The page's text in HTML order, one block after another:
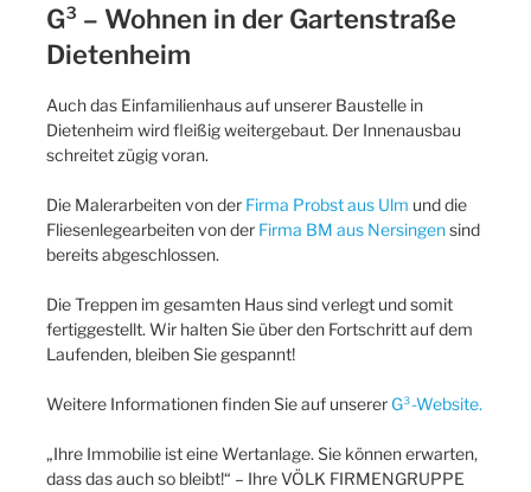
G³ – Wohnen in der Gartenstraße
Dietenheim
Auch das Einfamilienhaus auf unserer Baustelle in
Dietenheim wird fleißig weitergebaut. Der Innenausbau
schreitet zügig voran.
Die Malerarbeiten von der Firma Probst aus Ulm und die
Fliesenlegearbeiten von der Firma BM aus Nersingensind
bereits abgeschlossen.
Die Treppen im gesamten Haus sind verlegt und somit
fertiggestellt. Wir halten Sie über den Fortschritt auf dem
Laufenden, bleiben Sie gespannt!
Weitere Informationen finden Sie auf unserer G³-Website.
„Ihre Immobilie ist eine Wertanlage. Sie können erwarten,
dass das auch so bleibt!“ – Ihre VÖLK FIRMENGRUPPE